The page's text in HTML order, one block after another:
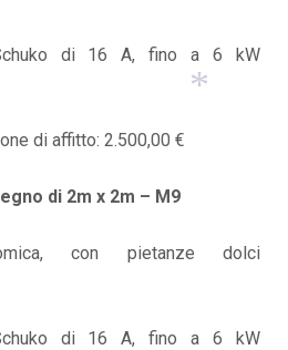
di 16 A, fino a 6 kW
di affitto: 2.500,00 €
di 2m x 2m – M9
con pietanze dolci
di 16 A, fino a 6 kW